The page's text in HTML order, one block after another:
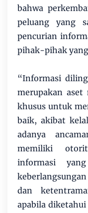
bahwa
peluang yang
pencurian
pihak-pihak
“Informasi
merupakan aset
khusus untuk
baik, akibat
adanya
memiliki
informasi
dan
apabila